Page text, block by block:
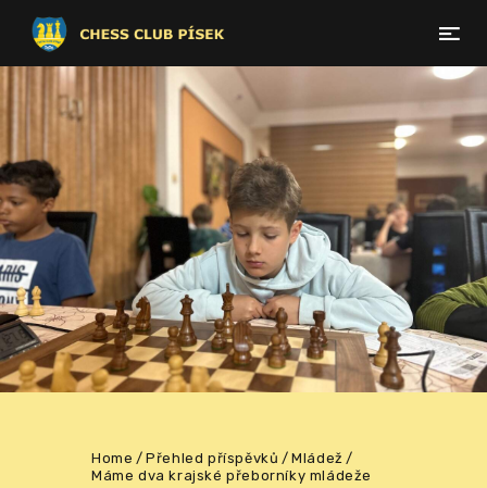
Home Přehled příspěvků
Mládež
Máme dva krajské přeborníky mládeže